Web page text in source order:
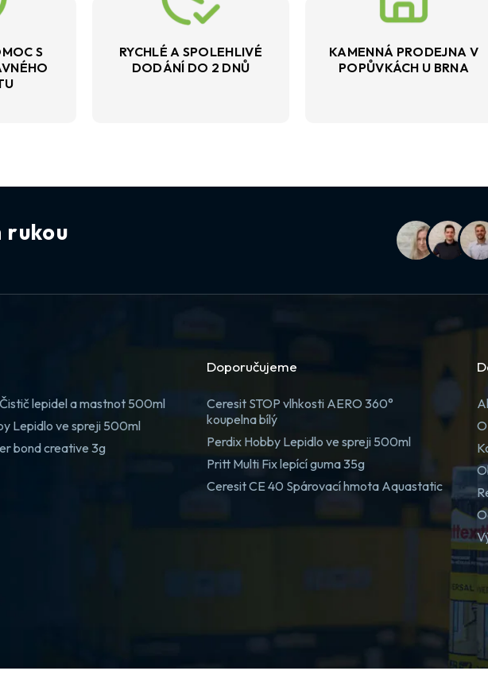
S
RYCHLÉ A SPOLEHLIVÉ
DODÁNÍ DO 2 DNŮ
KAMENNÁ PRODEJNA V
POPŮVKÁCH U BRNA
rukou
lepidel a mastnot 500ml
Lepidlo ve spreji 500ml
bond creative 3g
Doporučujeme
Ceresit STOP vlhkosti AERO 360°
koupelna bílý
Perdix Hobby Lepidlo ve spreji 500ml
Pritt Multi Fix lepící guma 35g
Ceresit CE 40 Spárovací hmota Aquastatic